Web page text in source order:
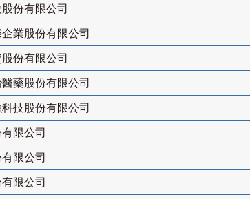
份有限公司
業股份有限公司
份有限公司
藥股份有限公司
技股份有限公司
限公司
限公司
限公司